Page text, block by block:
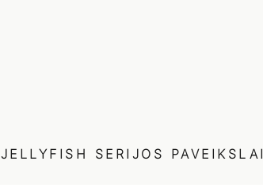
JELLYFISH SERIJOS PAVEIKSLAI